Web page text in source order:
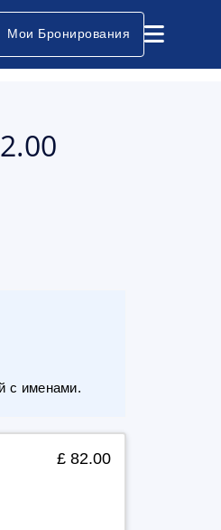
Мои Бронирования
с именами.
£ 82.00